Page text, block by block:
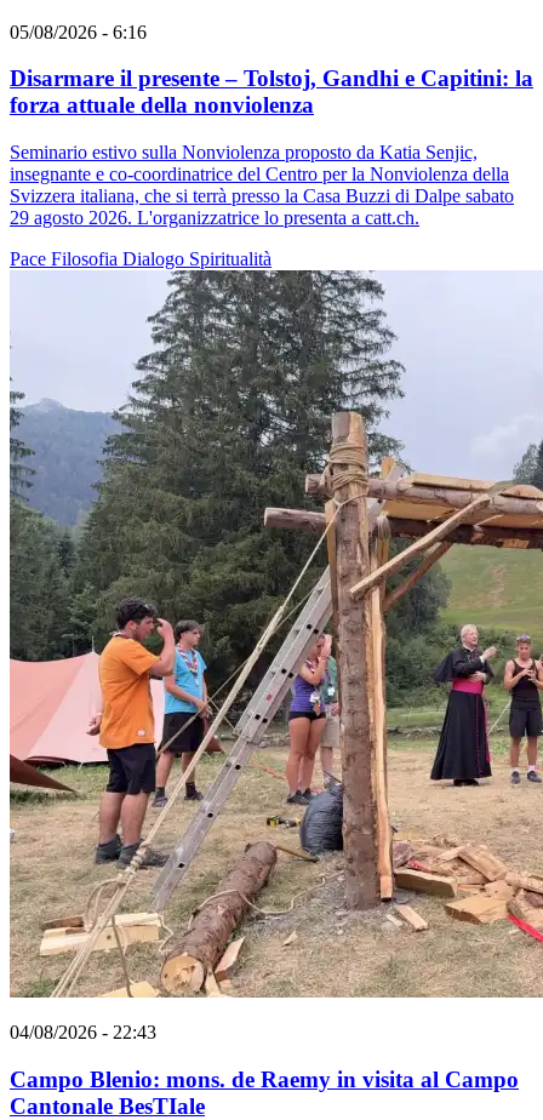
05/08/2026 - 6:16
Disarmare il presente – Tolstoj, Gandhi e Capitini: la
forza attuale della nonviolenza
Seminario estivo sulla Nonviolenza proposto da Katia Senjic,
insegnante e co-coordinatrice del Centro per la Nonviolenza della
Svizzera italiana, che si terrà presso la Casa Buzzi di Dalpe sabato
29 agosto 2026. L'organizzatrice lo presenta a catt.ch.
Pace Filosofia Dialogo Spiritualità
04/08/2026 - 22:43
Campo Blenio: mons. de Raemy in visita al Campo
Cantonale BesTIale